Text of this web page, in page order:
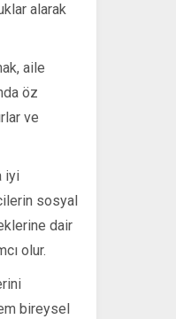
alarak
aile
öz
ve
iyi
sosyal
dair
olur.
bireysel